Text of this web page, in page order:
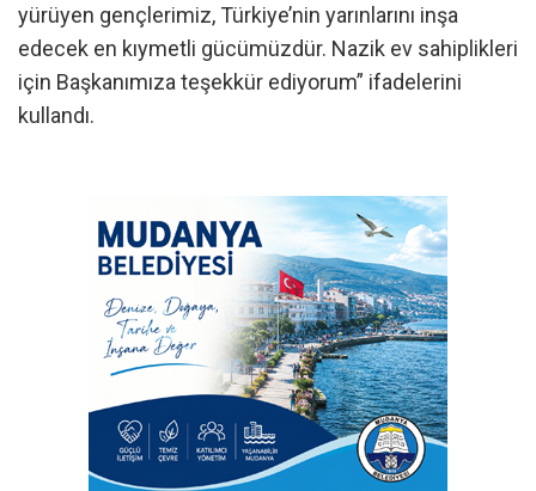
yürüyen gençlerimiz, Türkiye’nin yarınlarını inşa
edecek en kıymetli gücümüzdür. Nazik ev sahiplikleri
için Başkanımıza teşekkür ediyorum” ifadelerini
kullandı.